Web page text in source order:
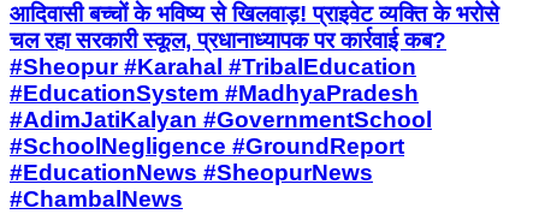
आदिवासी बच्चों के भविष्य से खिलवाड़! प्राइवेट व्यक्ति के भरोसे
चल रहा सरकारी स्कूल, प्रधानाध्यापक पर कार्रवाई कब?
#Sheopur #Karahal #TribalEducation
#EducationSystem #MadhyaPradesh
#AdimJatiKalyan #GovernmentSchool
#SchoolNegligence #GroundReport
#EducationNews #SheopurNews
#ChambalNews